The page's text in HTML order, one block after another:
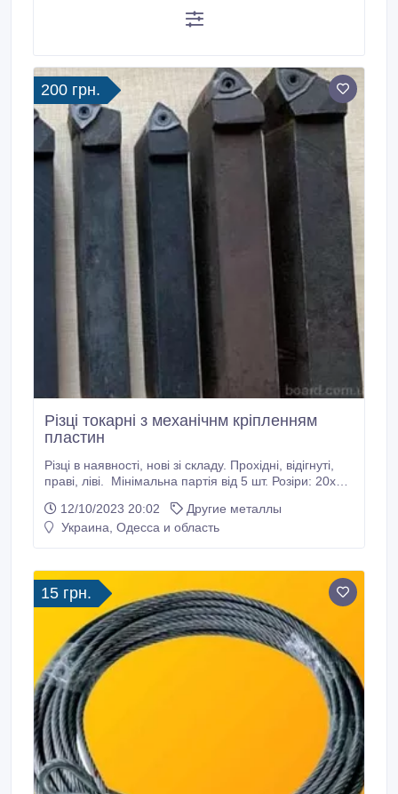
200 грн.
Різці токарні з механічнм кріпленням
пластин
Різці в наявності, нові зі складу. Прохідні, відігнуті,
праві, ліві. Мінімальна партія від 5 шт. Розіри: 20х25,
12/10/2023 20:02
Другие металлы
Украина, Одесса и область
15 грн.